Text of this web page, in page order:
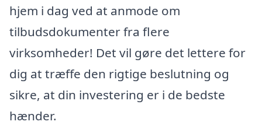
hjem i dag ved at anmode om
tilbudsdokumenter fra flere
virksomheder! Det vil gøre det lettere for
dig at træffe den rigtige beslutning og
sikre, at din investering er i de bedste
hænder.